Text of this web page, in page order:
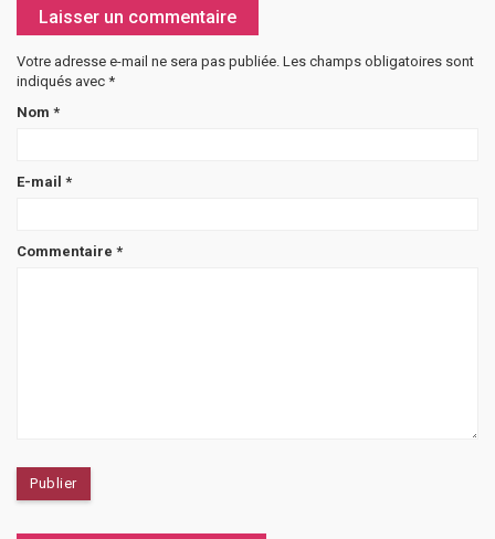
Laisser un commentaire
Votre adresse e-mail ne sera pas publiée. Les champs obligatoires sont
indiqués avec *
Nom *
E-mail *
Commentaire *